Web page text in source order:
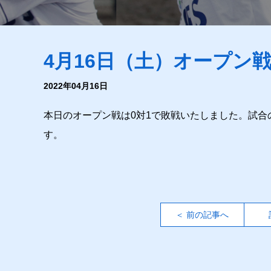
4月16日（土）オープン
2022年04月16日
本日のオープン戦は0対1で敗戦いたしました。試
す。
＜ 前の記事へ